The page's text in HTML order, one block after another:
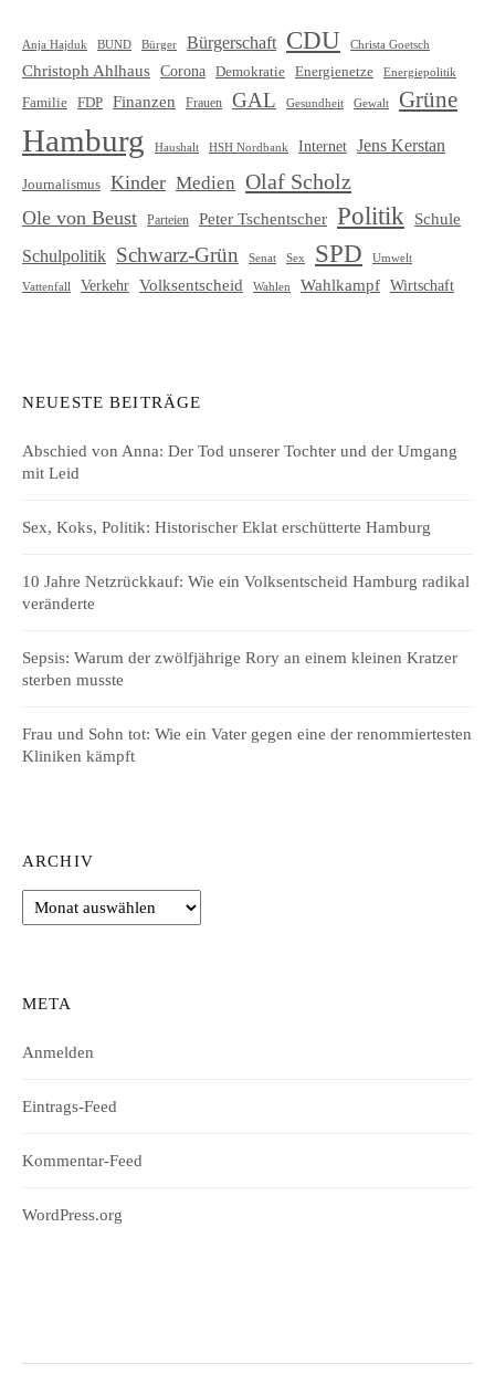
Anja Hajduk BUND Bürger Bürgerschaft CDU Christa Goetsch
Christoph Ahlhaus Corona Demokratie Energienetze Energiepolitik
Familie FDP Finanzen Frauen GAL Gesundheit Gewalt Grüne
Hamburg Haushalt HSH Nordbank Internet Jens Kerstan
Journalismus Kinder Medien Olaf Scholz
Ole von Beust Parteien Peter Tschentscher Politik
Schule
Schulpolitik Schwarz-Grün Senat Sex SPD Umwelt
Vattenfall Verkehr Volksentscheid Wahlen Wahlkampf Wirtschaft
NEUESTE BEITRÄGE
Abschied von Anna: Der Tod unserer Tochter und der Umgang
mit Leid
Sex, Koks, Politik: Historischer Eklat erschütterte Hamburg
10 Jahre Netzrückkauf: Wie ein Volksentscheid Hamburg radikal
veränderte
Sepsis: Warum der zwölfjährige Rory an einem kleinen Kratzer
sterben musste
Frau und Sohn tot: Wie ein Vater gegen eine der renommiertesten
Kliniken kämpft
ARCHIV
Archiv
META
Anmelden
Eintrags-Feed
Kommentar-Feed
WordPress.org